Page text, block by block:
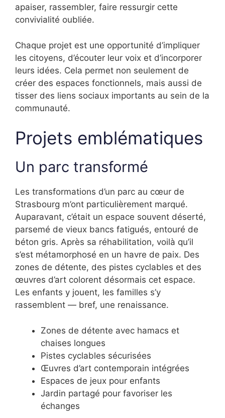
apaiser, rassembler, faire ressurgir cette
convivialité oubliée.
Chaque projet est une opportunité d’impliquer
les citoyens, d’écouter leur voix et d’incorporer
leurs idées. Cela permet non seulement de
créer des espaces fonctionnels, mais aussi de
tisser des liens sociaux importants au sein de la
communauté.
Projets emblématiques
Un parc transformé
Les transformations d’un parc au cœur de
Strasbourg m’ont particulièrement marqué.
Auparavant, c’était un espace souvent déserté,
parsemé de vieux bancs fatigués, entouré de
béton gris. Après sa réhabilitation, voilà qu’il
s’est métamorphosé en un havre de paix. Des
zones de détente, des pistes cyclables et des
œuvres d’art colorent désormais cet espace.
Les enfants y jouent, les familles s’y
rassemblent — bref, une renaissance.
Zones de détente avec hamacs et
chaises longues
Pistes cyclables sécurisées
Œuvres d’art contemporain intégrées
Espaces de jeux pour enfants
Jardin partagé pour favoriser les
échanges